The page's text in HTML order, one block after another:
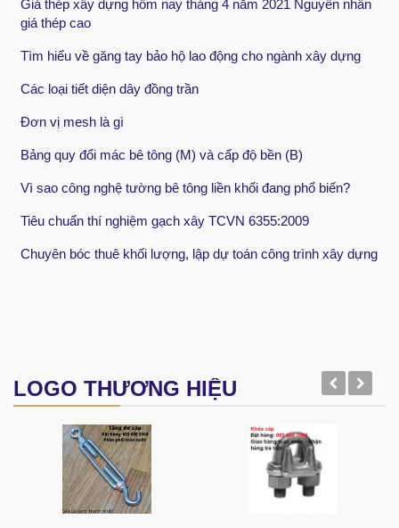
Giá thép xây dựng hôm nay tháng 4 năm 2021 Nguyên nhân
giá thép cao
Tìm hiểu về găng tay bảo hộ lao động cho ngành xây dựng
Các loại tiết diện dây đồng trần
Đơn vị mesh là gì
Bảng quy đổi mác bê tông (M) và cấp độ bền (B)
Vì sao công nghệ tường bê tông liền khối đang phổ biến?
Tiêu chuẩn thí nghiệm gạch xây TCVN 6355:2009
Chuyên bóc thuê khối lượng, lập dự toán công trình xây dựng
LOGO THƯƠNG HIỆU